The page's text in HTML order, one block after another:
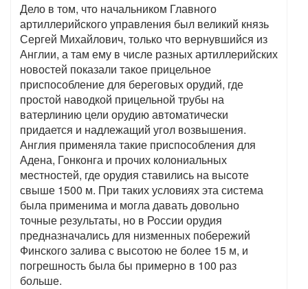
Дело в том, что начальником Главного
артиллерийского управления был великий князь
Сергей Михайлович, только что вернувшийся из
Англии, а там ему в числе разных артиллерийских
новостей показали такое прицельное
приспособление для береговых орудий, где
простой наводкой прицельной трубы на
ватерлинию цели орудию автоматически
придается и надлежащий угол возвышения.
Англия применяла такие приспособления для
Адена, Гонконга и прочих колониальных
местностей, где орудия ставились на высоте
свыше 1500 м. При таких условиях эта система
была применима и могла давать довольно
точные результаты, но в России орудия
предназначались для низменных побережий
Финского залива с высотою не более 15 м, и
погрешность была бы примерно в 100 раз
больше.